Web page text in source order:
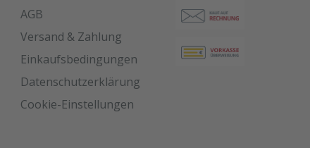
AGB
Versand & Zahlung
Einkaufsbedingungen
Datenschutzerklärung
Cookie-Einstellungen